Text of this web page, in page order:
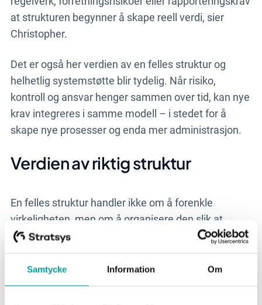
Samtycke Information Om
at strukturen begynner å skape reell verdi, sier
Christopher.
Det er også her verdien av en felles struktur og
helhetlig systemstøtte blir tydelig. Når risiko,
kontroll og ansvar henger sammen over tid, kan nye
krav integreres i samme modell – i stedet for å
skape nye prosesser og enda mer administrasjon.
Verdien av riktig struktur
En felles struktur handler ikke om å forenkle
virkeligheten, men om å organisere den slik at
risiko, kontroll og ansvar kan holdes sammen over
hendelsesberedskap, tilgang og identitet,
kontinuitet og personvern følges opp hver for seg,